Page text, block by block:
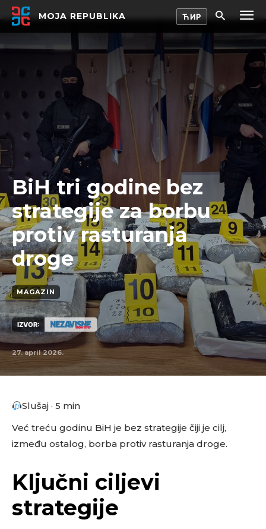
MOJA REPUBLIKA
BiH tri godine bez
strategije za borbu
protiv rasturanja
droge
MAGAZIN
IZVOR:
27. april 2026.
Slušaj · 5 min
Već treću godinu BiH je bez strategije čiji je cilj,
između ostalog, borba protiv rasturanja droge.
Ključni ciljevi
strategije